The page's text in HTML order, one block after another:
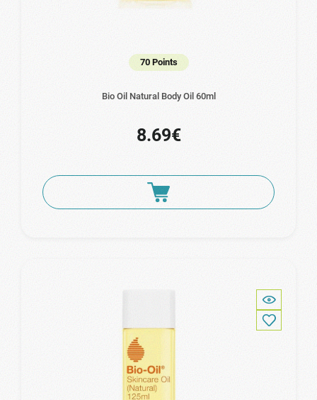
70 Points
Bio Oil Natural Body Oil 60ml
8.69€